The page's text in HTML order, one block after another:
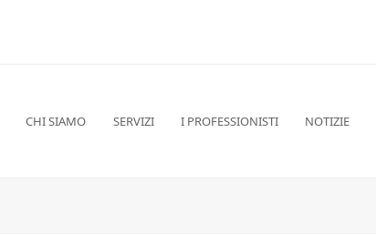
CHI SIAMO SERVIZI I PROFESSIONISTI NOTIZIE